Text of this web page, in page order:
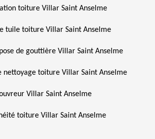
toiture Villar Saint Anselme
tuile toiture Villar Saint Anselme
de gouttière Villar Saint Anselme
nettoyage toiture Villar Saint Anselme
Villar Saint Anselme
toiture Villar Saint Anselme